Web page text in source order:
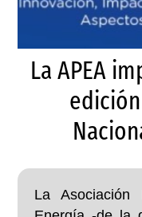
La APEA
La